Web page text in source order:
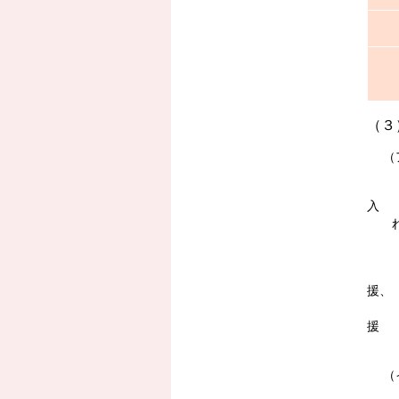
（
（
拠
入
れ
＜
居
援、
自
援
助
（